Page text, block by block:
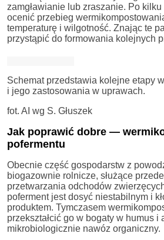
zamgławianie lub zraszanie. Po
ocenić przebieg
temperaturę i wilgotność. Znając te
przystąpić do formowania kolejnych
Schemat przedstawia kolejne etapy
i jego zastosowania w uprawach.
fot. AI wg S. Głuszek
Jak poprawić dobre —
pofermentu
Obecnie część gospodarstw z
biogazownie rolnicze, służące
przetwarzania odchodów
poferment jest dosyć niestabilnym i
produktem. Tymczasem
przekształcić go w bogaty w humus i
mikrobiologicznie nawóz organiczny.